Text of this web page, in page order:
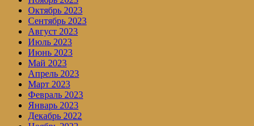
Октябрь 2023
Сентябрь 2023
Август 2023
Июль 2023
Июнь 2023
Май 2023
Апрель 2023
Март 2023
Февраль 2023
Январь 2023
Декабрь 2022